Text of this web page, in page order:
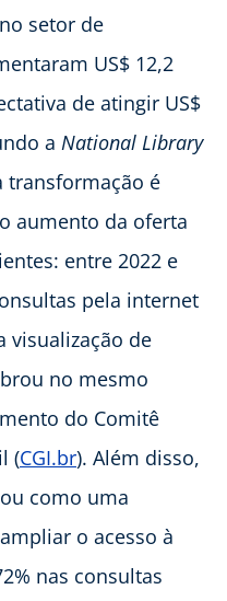
setor de
US$ 12,2
de atingir US$
a National Library
transformação é
aumento da oferta
entre 2022 e
pela internet
visualização de
no mesmo
do Comitê
(CGI.br). Além disso,
como uma
o acesso à
nas consultas